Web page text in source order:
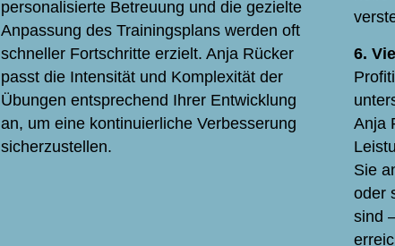
personalisierte Betreuung und die gezielte
Anpassung des Trainingsplans werden oft
schneller Fortschritte erzielt. Anja Rücker
passt die Intensität und Komplexität der
Übungen entsprechend Ihrer Entwicklung
an, um eine kontinuierliche Verbesserung
sicherzustellen.
6.
Anja
Sie
oder
sind